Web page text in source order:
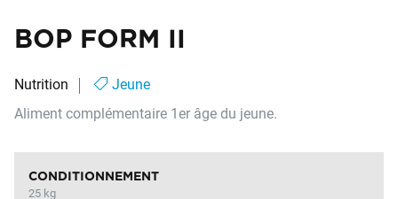
BOP FORM II
Nutrition
Jeune
Aliment complémentaire 1er âge du jeune.
CONDITIONNEMENT
25 kg